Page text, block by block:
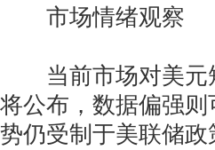
市场情绪观察
当前市场对美元
将公布，数据偏强
势仍受制于美联储